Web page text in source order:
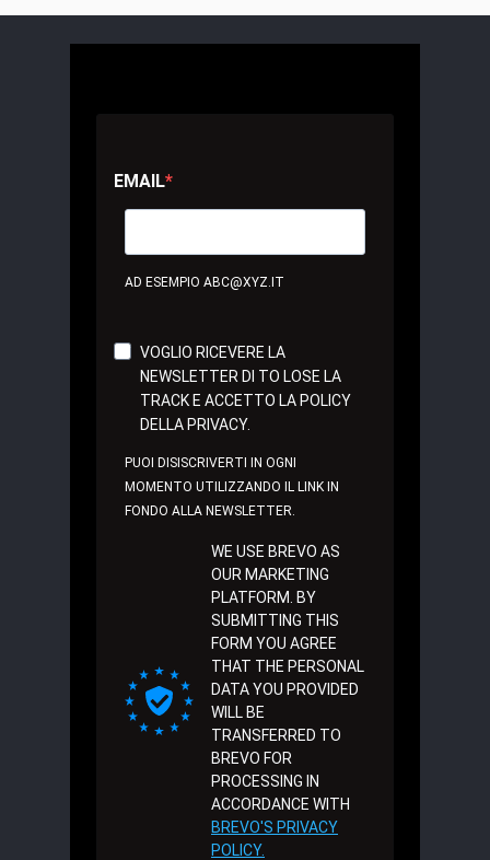
EMAIL
AD ESEMPIO ABC@XYZ.IT
VOGLIO RICEVERE LA
NEWSLETTER DI TO LOSE LA
TRACK E ACCETTO LA POLICY
DELLA PRIVACY.
PUOI DISISCRIVERTI IN OGNI
MOMENTO UTILIZZANDO IL LINK IN
FONDO ALLA NEWSLETTER.
WE USE BREVO AS
OUR MARKETING
PLATFORM. BY
SUBMITTING THIS
FORM YOU AGREE
THAT THE PERSONAL
DATA YOU PROVIDED
WILL BE
TRANSFERRED TO
BREVO FOR
PROCESSING IN
ACCORDANCE WITH
BREVO'S PRIVACY
POLICY.